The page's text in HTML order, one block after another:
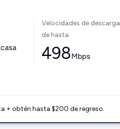
Velocidades de descarga
de hasta
498Mbps
+ obtén hasta $200 de regreso.